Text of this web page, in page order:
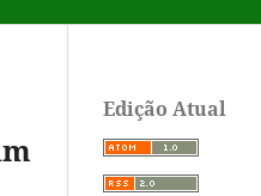
Edição Atual